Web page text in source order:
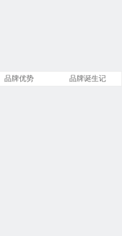
品牌优势 品牌诞生记